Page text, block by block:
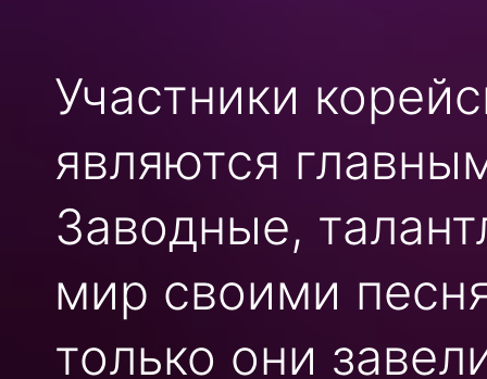
Участники
являются
Заводные,
мир своими
только они